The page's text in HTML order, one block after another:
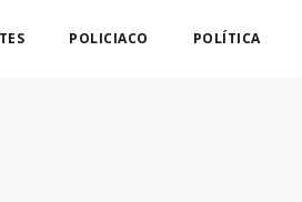
POLICIACO POLÍTICA